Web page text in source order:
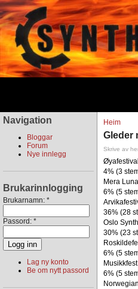
Navigation
Bloggar
Forum
Nye innlegg
Brukarinnlogging
Brukarnamn: *
Passord: *
Lag ny konto
Be om nytt passord
Heim
Gleder
Skrive av
4% (3
Mera Luna
6% (5
36% (28
Oslo
30% (23
6% (5
6% (5